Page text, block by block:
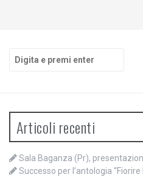
Articoli recenti
Sala Baganza (Pr),
Successo per l’antologia